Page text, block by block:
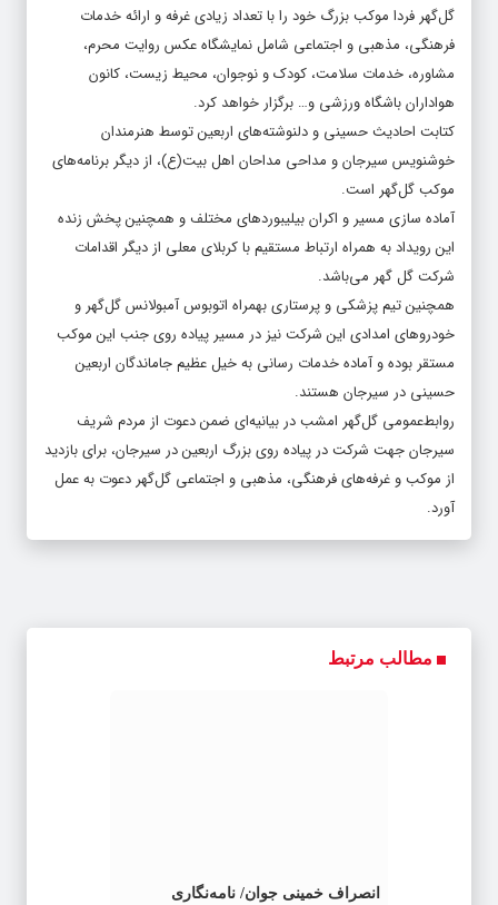
گل‌گهر فردا موکب بزرگ خود را با تعداد زیادی غرفه و ارائه خدمات
فرهنگی، مذهبی و اجتماعی شامل نمایشگاه عکس روایت محرم،
مشاوره، خدمات سلامت، کودک و نوجوان، محیط زیست، کانون
هواداران باشگاه ورزشی و… برگزار خواهد کرد.
کتابت احادیث حسینی و دلنوشته‌های اربعین توسط هنرمندان
خوشنویس سیرجان و مداحی مداحان اهل بیت(ع)، از دیگر برنامه‌های
موکب گل‌گهر است.
آماده سازی مسیر و اکران بیلیبورد‌های مختلف و همچنین پخش زنده
این رویداد به همراه ارتباط مستقیم با کربلای معلی از دیگر اقدامات
شرکت گل گهر می‌باشد.
همچنین تیم پزشکی و پرستاری بهمراه اتوبوس آمبولانس گل‌گهر و
خودروهای امدادی این شرکت نیز در مسیر پیاده روی جنب این موکب
مستقر بوده و آماده خدمات رسانی به خیل عظیم جاماندگان اربعین
حسینی در سیرجان هستند.
روابط‌عمومی گل‌گهر امشب در بیانیه‌ای ضمن دعوت از مردم شریف
سیرجان جهت شرکت در پیاده روی بزرگ اربعین در سیرجان، برای بازدید
از موکب و غرفه‌های فرهنگی، مذهبی و اجتماعی گل‌گهر دعوت به عمل
آورد.
مطالب مرتبط
انصراف خمینی جوان/ نامه‌نگاری